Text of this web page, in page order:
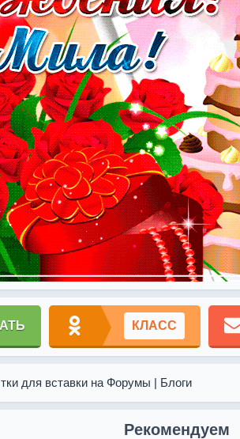
КЛАСС
для вставки на Форумы | Блоги
Рекомендуем